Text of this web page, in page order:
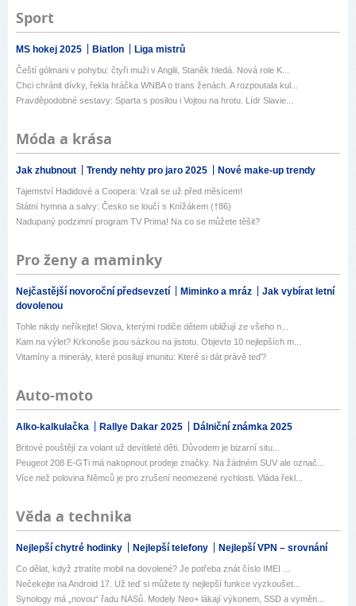
Sport
MS hokej 2025 Biatlon Liga mistrů
Čeští gólmani v pohybu: čtyři muži v Anglii, Staněk hledá. Nová role K...
Chci chránit dívky, řekla hráčka WNBA o trans ženách. A rozpoutala kul...
Pravděpodobné sestavy: Sparta s posilou i Vojtou na hrotu. Lídr Slavie...
Móda a krása
Jak zhubnout Trendy nehty pro jaro 2025 Nové make-up trendy
Tajemství Hadidové a Coopera: Vzali se už před měsícem!
Státní hymna a salvy: Česko se loučí s Knížákem (†86)
Nadupaný podzimní program TV Prima! Na co se můžete těšit?
Pro ženy a maminky
Nejčastější novoroční předsevzetí Miminko a mráz
Jak vybírat letní
dovolenou
Tohle nikdy neříkejte! Slova, kterými rodiče dětem ubližují ze všeho n...
Kam na výlet? Krkonoše jsou sázkou na jistotu. Objevte 10 nejlepších m...
Vitamíny a minerály, které posilují imunitu: Které si dát právě teď?
Auto-moto
Alko-kalkulačka Rallye Dakar 2025 Dálniční známka 2025
Britové pouštějí za volant už devítileté děti. Důvodem je bizarní situ...
Peugeot 208 E-GTi má nakopnout prodeje značky. Na žádném SUV ale označ...
Více než polovina Němců je pro zrušení neomezené rychlosti. Vláda řekl...
Věda a technika
Nejlepší chytré hodinky Nejlepší telefony Nejlepší VPN – srovnání
Co dělat, když ztratíte mobil na dovolené? Je potřeba znát číslo IMEI ...
Nečekejte na Android 17. Už teď si můžete ty nejlepší funkce vyzkoušet...
Synology má „novou“ řadu NASů. Modely Neo+ lákají výkonem, SSD a vyměn...